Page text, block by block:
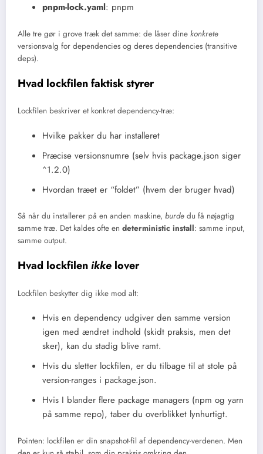
pnpm-lock.yaml: pnpm
Alle tre gør i grove træk det samme: de låser dine konkrete
versionsvalg for dependencies og deres dependencies (transitive
deps).
Hvad lockfilen faktisk styrer
Lockfilen beskriver et konkret dependency-træ:
Hvilke pakker du har installeret
Præcise versionsnumre (selv hvis package.json siger
^1.2.0)
Hvordan træet er “foldet” (hvem der bruger hvad)
Så når du installerer på en anden maskine, burde du få nøjagtig
samme træ. Det kaldes ofte en deterministic install: samme input,
samme output.
Hvad lockfilenikke lover
Lockfilen beskytter dig ikke mod alt:
Hvis en dependency udgiver den samme version
igen med ændret indhold (skidt praksis, men det
sker), kan du stadig blive ramt.
Hvis du sletter lockfilen, er du tilbage til at stole på
version-ranges i package.json.
Hvis I blander flere package managers (npm og yarn
på samme repo), taber du overblikket lynhurtigt.
Pointen: lockfilen er din snapshot-fil af dependency-verdenen. Men